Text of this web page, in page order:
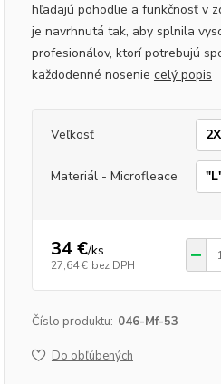
hľadajú pohodlie a funkčnosť v
je navrhnutá tak, aby splnila
profesionálov, ktorí potrebujú
každodenné nosenie celý popis
Veľkosť
Materiál - Microfleace
34 €/ks
27,64 € bez DPH
Číslo produktu: 046-Mf-53
Do obľúbených